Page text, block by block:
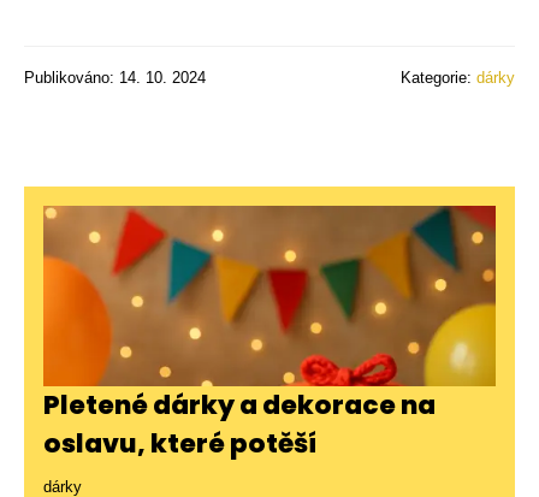
Publikováno: 14. 10. 2024 Kategorie: dárky
Pletené dárky a dekorace na
oslavu, které potěší
dárky